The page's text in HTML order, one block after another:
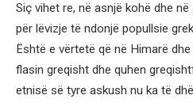
Siç vihet re, në asnjë kohë dhe
për lëvizje të ndonjë popullsie
Është e vërtetë që në Himarë
flasin greqisht dhe quhen
etnisë së tyre askush nu ka të